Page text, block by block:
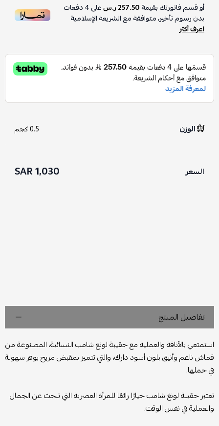
أو قسم فاتورتك بقيمة257.50 ر.س على4دفعات
بدون رسوم تأخير، متوافقة مع الشريعة الإسلامية
اعرف أكثر
الوزن 0.5 كجم
السعر 1,030 SAR
تفاصيل المنتج
استمتعي بالأناقة والعملية مع حقيبة لونغ شامب النسائية، المصنوعة من
قماش ناعم وأنيق بلون أسود دارك، والتي تتميز بمقبض مريح يوفر سهولة
في حملها.
تعتبر حقيبة لونغ شامب خيارًا رائعًا للمرأة العصرية التي تبحث عن الجمال
والعملية في نفس الوقت.